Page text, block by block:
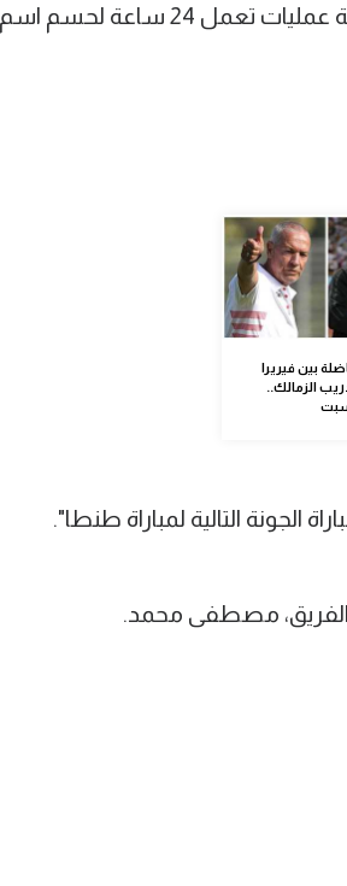
وأردف " أقول لجمهور الزمالك لا داع للاستعجال. لدينا غرفة عمليات تعمل 24 ساعة لحسم اسم
بين فيريرا
الزمالك..
التالية لمباراة طنطا".
مصطفى محمد.